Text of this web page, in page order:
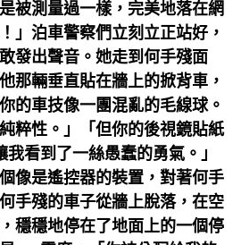
被測量過一樣，完美地落在網
」泊車警察們立刻立正站好，
發出聲音。她走到何手殘面
那輛垂直貼在牆上的掀背車，
的車技像一團混亂的毛線球。
粹性。」「但你的後視鏡貼紙
看到了一絲愚蠢的勇氣。」
像是遙控器的裝置，對著何手
手殘的車子從牆上脫落，在空
穩穩地停在了地面上的一個停